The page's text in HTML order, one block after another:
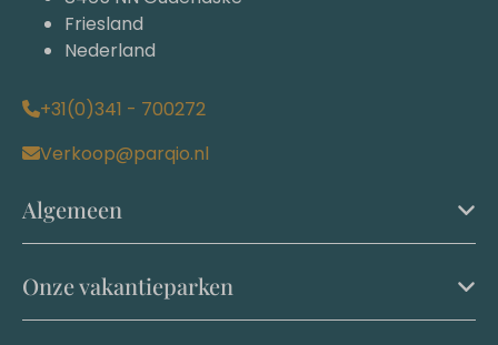
Friesland
Nederland
+31(0)341 - 700272
Verkoop@parqio.nl
Algemeen
Onze vakantieparken